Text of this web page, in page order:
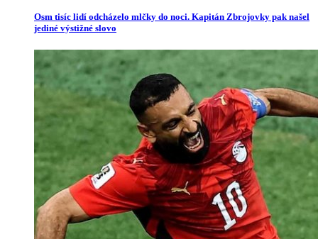
Osm tisíc lidí odcházelo mlčky do noci. Kapitán Zbrojovky pak našel
jediné výstižné slovo